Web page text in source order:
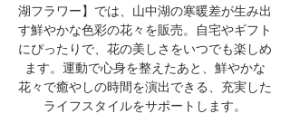
湖フラワー】では、山中湖の寒暖差が生み出
す鮮やかな色彩の花々を販売。自宅やギフト
にぴったりで、花の美しさをいつでも楽しめ
ます。運動で心身を整えたあと、鮮やかな
花々で癒やしの時間を演出できる、充実した
ライフスタイルをサポートします。